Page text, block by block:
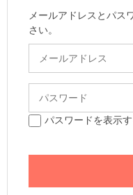
メールアドレスとパス
さい。
パスワードを表示す